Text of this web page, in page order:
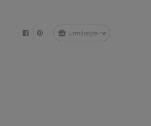
Urmărește-ne